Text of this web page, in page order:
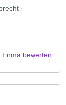
·
Firma bewerten